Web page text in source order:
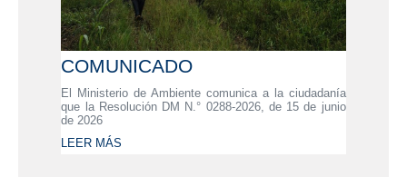
COMUNICADO
El Ministerio de Ambiente comunica a la ciudadanía
que la Resolución DM N.° 0288-2026, de 15 de junio
de 2026
LEER MÁS